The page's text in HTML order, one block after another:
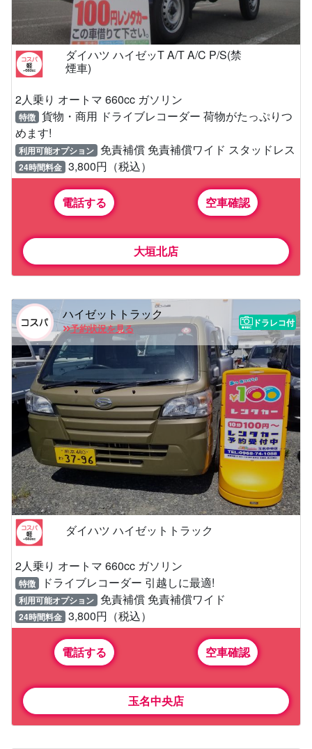
ダイハツ ハイゼッT A/T A/C P/S(禁
煙車)
2人乗り オートマ 660cc ガソリン
特徴 貨物・商用 ドライブレコーダー 荷物がたっぷりつ
めます!
利用可能オプション 免責補償 免責補償ワイド スタッドレス
24時間料金 3,800円（税込）
電話する 空車確認
大垣北店
ハイゼットトラック
予約状況を見る
ドラレコ付
ダイハツ ハイゼットトラック
2人乗り オートマ 660cc ガソリン
特徴 ドライブレコーダー 引越しに最適!
利用可能オプション 免責補償 免責補償ワイド
24時間料金 3,800円（税込）
電話する 空車確認
玉名中央店